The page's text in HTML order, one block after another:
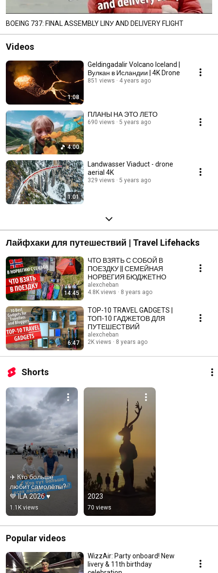
BOEING 737: FINAL ASSEMBLY LINУ AND DELIVERY FLIGHT
Videos
1:08
Geldingadalir Volcano Iceland |
Вулкан в Исландии | 4K Drone
851 views 4 years ago
4:00
ПЛАНЫ НА ЭТО ЛЕТО
690 views 5 years ago
1:01
Landwasser Viaduct - drone
aerial 4K
329 views 5 years ago
Лайфхаки для путешествий | Travel Lifehacks
14:45
ЧТО ВЗЯТЬ С СОБОЙ В
ПОЕЗДКУ || СЕМЕЙНАЯ
НОРВЕГИЯ БЮДЖЕТНО
alexcheban
4.8K views
8 years ago
6:47
TOP-10 TRAVEL GADGETS |
ТОП-10 ГАДЖЕТОВ ДЛЯ
ПУТЕШЕСТВИЙ
alexcheban
2K views
8 years ago
Shorts
✈️ Кто больше
любит самолёты?
💙 ILA 2026 ♥️
1.1K views
2023
70 views
Popular videos
WizzAir: Party onboard! New
livery & 11th birthday